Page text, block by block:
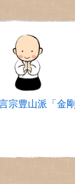
宗豊山派「金剛